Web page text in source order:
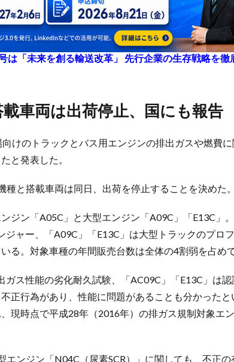
は「未来を創る輸送改革」 先行企業の生存戦略を徹
載車両は出荷停止、国にも報告
けのトラックとバス用エンジンの排出ガスや燃費
と発表した。
と搭載車両は同日、出荷を停止することを決めた。
ジン「A05C」と大型エンジン「A09C」「E13C」
ジャー、「A09C」「E13C」は大型トラックのプロ
る。対象車種の年間販売台数は全体の4割弱を占めて
ガス性能の劣化耐久試験、「AC09C」「E13C」は
正行為があり、性能に問題があることも分かった
現時点で平成28年（2016年）の排ガス規制対象エ
エンジン「N04C（尿素SCR）」に関しても、不正